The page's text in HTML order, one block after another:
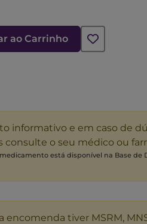
ao Carrinho
informativo e em caso de
consulte o seu médico ou
está disponível na Base de
encomenda tiver MSRM,